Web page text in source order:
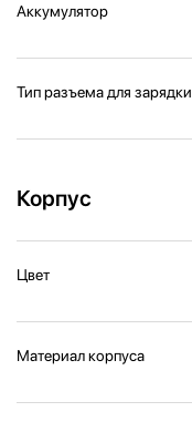
Аккумулятор
Тип разъема для зарядки
Корпус
Цвет
Материал корпуса